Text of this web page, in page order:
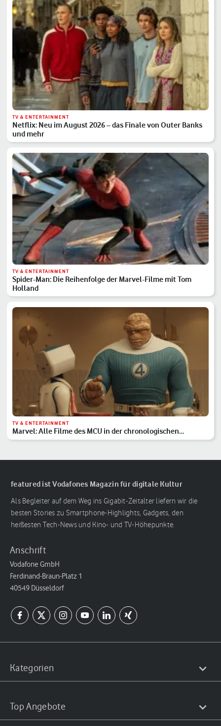
TV & ENTERTAINMENT
Netflix: Neu im August 2026 – das Finale von Outer Banks
und mehr
TV & ENTERTAINMENT
Spider-Man: Die Reihenfolge der Marvel-Filme mit Tom
Holland
TV & ENTERTAINMENT
Marvel: Alle Filme des MCU in der chronologischen
Reihenfolge
featured ist Vodafones Magazin für digitale Kultur
Als Begleiter auf dem Weg ins Gigabit-Zeitalter liefern wir die
besten Stories zu Smartphone-Highlights, Gadgets, den
heißesten Tech-News und Kino- und TV-Höhepunkte.
Anschrift
Vodafone GmbH
Ferdinand-Braun-Platz 1
40549 Düsseldorf
Kategorien
Top Angebote